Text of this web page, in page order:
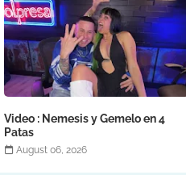
Video : Nemesis y Gemelo en 4
Patas
August 06, 2026